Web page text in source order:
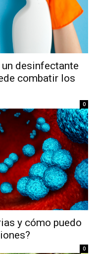
desinfectante
combatir los
0
y cómo puedo
0